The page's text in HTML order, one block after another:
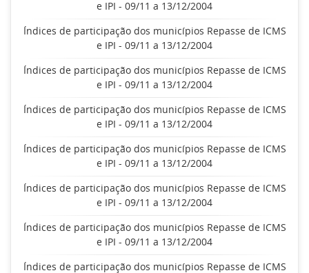
e IPI - 09/11 a 13/12/2004
Índices de participação dos municípios Repasse de ICMS
e IPI - 09/11 a 13/12/2004
Índices de participação dos municípios Repasse de ICMS
e IPI - 09/11 a 13/12/2004
Índices de participação dos municípios Repasse de ICMS
e IPI - 09/11 a 13/12/2004
Índices de participação dos municípios Repasse de ICMS
e IPI - 09/11 a 13/12/2004
Índices de participação dos municípios Repasse de ICMS
e IPI - 09/11 a 13/12/2004
Índices de participação dos municípios Repasse de ICMS
e IPI - 09/11 a 13/12/2004
Índices de participação dos municípios Repasse de ICMS